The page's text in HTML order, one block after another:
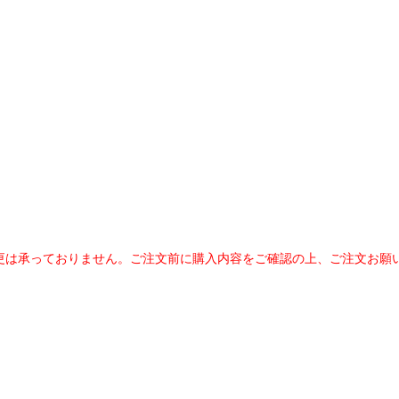
承っておりません。 ご注文前に購入内容をご確認の上、ご注文お願